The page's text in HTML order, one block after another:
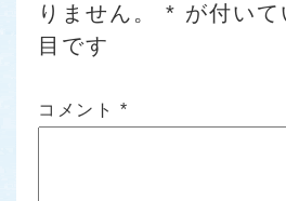
りません。
* が付い
目です
コメント *